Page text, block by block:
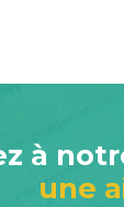
à
une